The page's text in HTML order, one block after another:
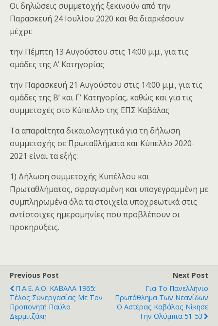
Οι δηλώσεις συμμετοχής ξεκινούν από την
Παρασκευή 24 Ιουλίου 2020 και θα διαρκέσουν
μέχρι:
την Πέμπτη 13 Αυγούστου στις 14:00 μ.μ., για τις
ομάδες της Α’ Κατηγορίας
την Παρασκευή 21 Αυγούστου στις 14:00 μ.μ., για τις
ομάδες της Β’ και Γ’ Κατηγορίας, καθώς και για τις
συμμετοχές στο Κύπελλο της ΕΠΣ Καβάλας
Τα απαραίτητα δικαιολογητικά για τη δήλωση
συμμετοχής σε Πρωταθλήματα και Κύπελλο 2020-
2021 είναι τα εξής:
1) Δήλωση συμμετοχής Κυπέλλου και
Πρωταθλήματος, σφραγισμένη και υπογεγραμμένη με
συμπληρωμένα όλα τα στοιχεία υποχρεωτικά στις
αντίστοιχες ημερομηνίες που προβλέπουν οι
προκηρύξεις.
Previous Post
Π.Α.Ε. Α.Ο. ΚΑΒΑΛΑ 1965:
Τέλος Συνεργασίας Με Τον
Προπονητή Παύλο
Δερμιτζάκη
Next Post
Για Το Πανελλήνιο
Πρωτάθλημα Των Νεανίδων
Ο Αστέρας Καβάλας Νίκησε
Την Ολύμπια 51-53